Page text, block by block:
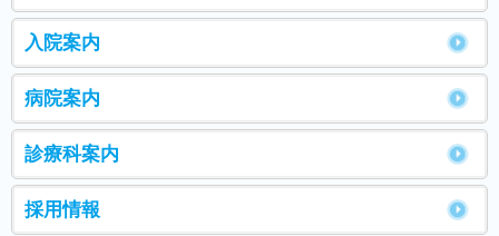
入院案内
病院案内
診療科案内
採用情報